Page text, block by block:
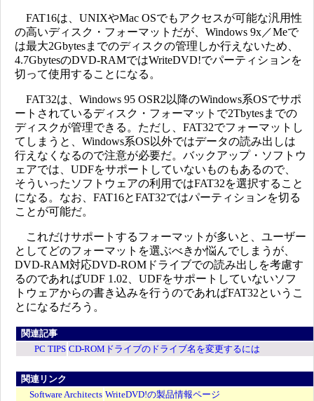
FAT16は、UNIXやMac OSでもアクセスが可能な汎用性
の高いディスク・フォーマットだが、Windows 9x／Meで
は最大2Gbytesまでのディスクの管理しか行えないため、
4.7GbytesのDVD-RAMではWriteDVD!でパーティションを
切って使用することになる。
FAT32は、Windows 95 OSR2以降のWindows系OSでサポ
ートされているディスク・フォーマットで2Tbytesまでの
ディスクが管理できる。ただし、FAT32でフォーマットし
てしまうと、Windows系OS以外ではデータの読み出しは
行えなくなるので注意が必要だ。バックアップ・ソフトウ
ェアでは、UDFをサポートしていないものもあるので、
そういったソフトウェアの利用ではFAT32を選択すること
になる。なお、FAT16とFAT32ではパーティションを切る
ことが可能だ。
これだけサポートするフォーマットが多いと、ユーザー
としてどのフォーマットを選ぶべきか悩んでしまうが、
DVD-RAM対応DVD-ROMドライブでの読み出しを考慮す
るのであればUDF 1.02、UDFをサポートしていないソフ
トウェアからの書き込みを行うのであればFAT32というこ
とになるだろう。
関連記事
PC TIPS CD-ROMドライブのドライブ名を変更するには
関連リンク
Software Architects WriteDVD!の製品情報ページ